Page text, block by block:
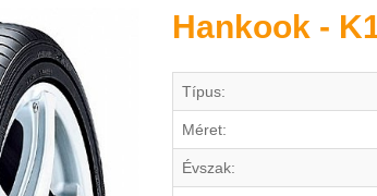
Hankook -
Típus:
Méret:
Évszak: